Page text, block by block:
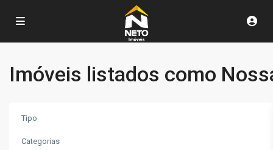
Imóveis listados como
Tipo
Categorias